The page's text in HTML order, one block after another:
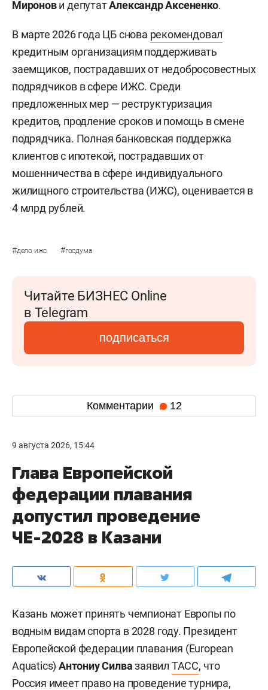
Миронови депутатАлександр Аксененко.
В марте 2026 года ЦБ снова рекомендовал
кредитным организациям поддерживать
заемщиков, пострадавших от недобросовестных
подрядчиков в сфере ИЖС. Среди
предложенных мер — реструктуризация
кредитов, продление сроков и помощь в смене
подрядчика. Полная банковская поддержка
клиентов с ипотекой, пострадавших от
мошенничества в сфере индивидуального
жилищного строительства (ИЖС), оценивается в
4 млрд рублей.
#дело ижс #госдума
Читайте БИЗНЕС Online
в Telegram
подписаться
Комментарии 12
9 августа 2026, 15:44
Глава Европейской
федерации плавания
допустил проведение
ЧЕ-2028 в Казани
Казань может принять чемпионат Европы по
водным видам спорта в 2028 году. Президент
Европейской федерации плавания (European
Aquatics) Антониу Силвазаявил ТАСС, что
Россия имеет право на проведение турнира,